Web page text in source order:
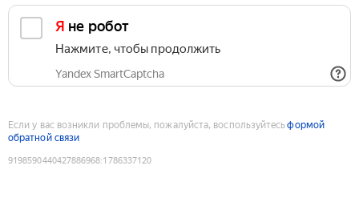
Я не робот
Нажмите, чтобы продолжить
Yandex SmartCaptcha
Если у вас возникли проблемы, пожалуйста, воспользуйтесьформой
обратной связи
9198590440427886968:1786337120